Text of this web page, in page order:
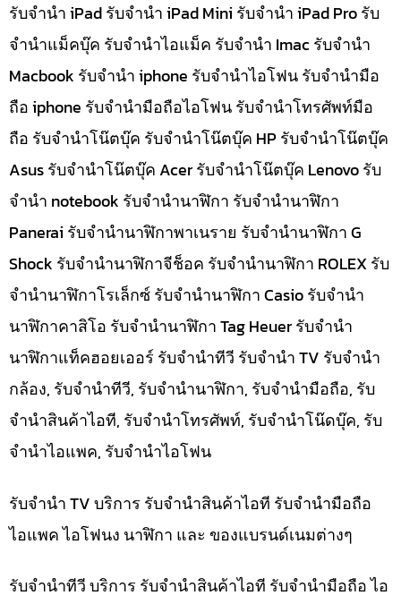
รับจำนำ iPad รับจำนำ iPad Mini รับจำนำ iPad Pro รับ
จำนำแม็คบุ๊ค รับจำนำไอแม็ค รับจำนำ Imac รับจำนำ
Macbook รับจำนำ iphone รับจำนำไอโฟน รับจำนำมือ
ถือ iphone รับจำนำมือถือไอโฟน รับจำนำโทรศัพท์มือ
ถือ รับจำนำโน๊ตบุ๊ค รับจำนำโน๊ตบุ๊ค HP รับจำนำโน๊ตบุ๊ค
Asus รับจำนำโน๊ตบุ๊ค Acer รับจำนำโน๊ตบุ๊ค Lenovo รับ
จำนำ notebook รับจำนำนาฬิกา รับจำนำนาฬิกา
Panerai รับจำนำนาฬิกาพาเนราย รับจำนำนาฬิกา G
Shock รับจำนำนาฬิกาจีช็อค รับจำนำนาฬิกา ROLEX รับ
จำนำนาฬิกาโรเล็กซ์ รับจำนำนาฬิกา Casio รับจำนำ
นาฬิกาคาสิโอ รับจำนำนาฬิกา Tag Heuer รับจำนำ
นาฬิกาแท็คฮอยเออร์ รับจำนำทีวี รับจำนำ TV รับจำนำ
กล้อง, รับจำนำทีวี, รับจำนำนาฬิกา, รับจำนำมือถือ, รับ
จำนำสินค้าไอที, รับจำนำโทรศัพท์, รับจำนำโน๊ดบุ๊ค, รับ
จำนำไอแพค, รับจำนำไอโฟน
รับจำนำ TV บริการ รับจำนำสินค้าไอที รับจำนำมือถือ
ไอแพค ไอโฟนง นาฬิกา และ ของแบรนด์เนมต่างๆ
รับจำนำทีวี บริการ รับจำนำสินค้าไอที รับจำนำมือถือ ไอ